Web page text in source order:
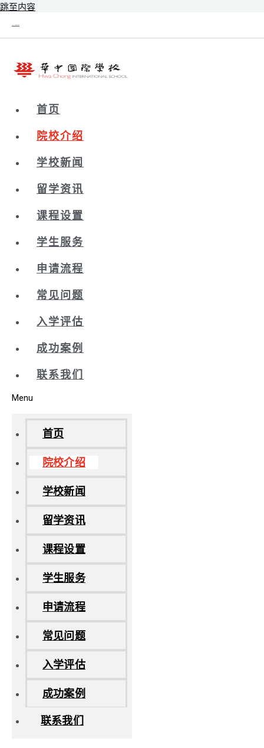
跳至内容
首页
院校介绍
学校新闻
留学资讯
课程设置
学生服务
申请流程
常见问题
入学评估
成功案例
联系我们
Menu
首页
院校介绍
学校新闻
留学资讯
课程设置
学生服务
申请流程
常见问题
入学评估
成功案例
联系我们